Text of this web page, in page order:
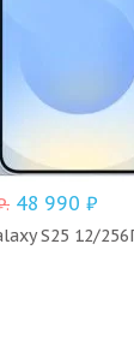
. 48 990 ₽
S25 12/